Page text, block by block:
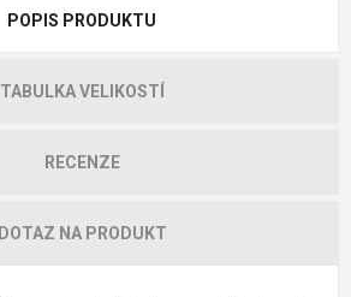
POPIS PRODUKTU
TABULKA VELIKOSTÍ
RECENZE
DOTAZ NA PRODUKT